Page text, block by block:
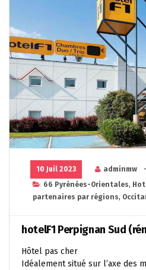
10 Juil 2023 adminmw
66 Pyrénées-Orientales,
partenaires par régions,
hotelF1 Perpignan Sud
Hôtel pas cher
Idéalement situé sur l’axe des